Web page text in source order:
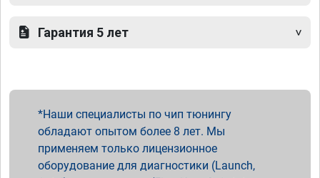
Гарантия 5 лет
Наши специалисты по чип тюнингу
обладают опытом более 8 лет. Мы
применяем только лицензионное
оборудование для диагностики (Launch,